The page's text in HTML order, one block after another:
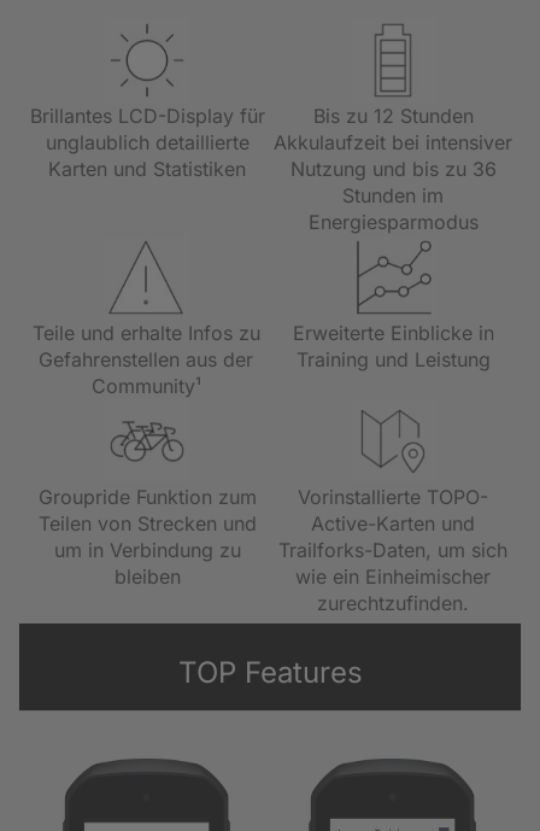
Brillantes LCD-Display für
unglaublich detaillierte
Karten und Statistiken
Bis zu 12 Stunden
Akkulaufzeit bei intensiver
Nutzung und bis zu 36
Stunden im
Energiesparmodus
Teile und erhalte Infos zu
Gefahrenstellen aus der
Community¹
Erweiterte Einblicke in
Training und Leistung
Groupride Funktion zum
Teilen von Strecken und
um in Verbindung zu
bleiben
Vorinstallierte TOPO-
Active-Karten und
Trailforks-Daten, um sich
wie ein Einheimischer
zurechtzufinden.
TOP Features